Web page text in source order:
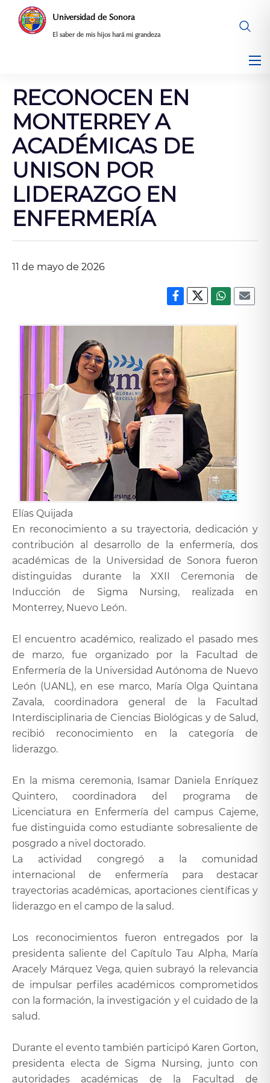
Saltar
contenido
Universidad de Sonora
El saber de mis hijos hará mi grandeza
RECONOCEN EN
MONTERREY A
ACADÉMICAS DE
UNISON POR
LIDERAZGO EN
ENFERMERÍA
11 de mayo de 2026
Elías Quijada
En reconocimiento a su trayectoria, dedicación y
contribución al desarrollo de la enfermería, dos
académicas de la Universidad de Sonora fueron
distinguidas durante la XXII Ceremonia de
Inducción de Sigma Nursing, realizada en
Monterrey, Nuevo León.
El encuentro académico, realizado el pasado mes
de marzo, fue organizado por la Facultad de
Enfermería de la Universidad Autónoma de Nuevo
León (UANL), en ese marco, María Olga Quintana
Zavala, coordinadora general de la Facultad
Interdisciplinaria de Ciencias Biológicas y de Salud,
recibió reconocimiento en la categoría de
liderazgo.
En la misma ceremonia, Isamar Daniela Enríquez
Quintero, coordinadora del programa de
Licenciatura en Enfermería del campus Cajeme,
fue distinguida como estudiante sobresaliente de
posgrado a nivel doctorado.
La actividad congregó a la comunidad
internacional de enfermería para destacar
trayectorias académicas, aportaciones científicas y
liderazgo en el campo de la salud.
Los reconocimientos fueron entregados por la
presidenta saliente del Capítulo Tau Alpha, María
Aracely Márquez Vega, quien subrayó la relevancia
de impulsar perfiles académicos comprometidos
con la formación, la investigación y el cuidado de la
salud.
Durante el evento también participó Karen Gorton,
presidenta electa de Sigma Nursing, junto con
autoridades académicas de la Facultad de